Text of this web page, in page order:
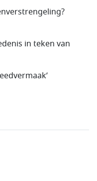
in teken van
Facebook